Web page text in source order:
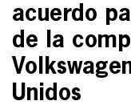
acuerdo
de la
Unidos